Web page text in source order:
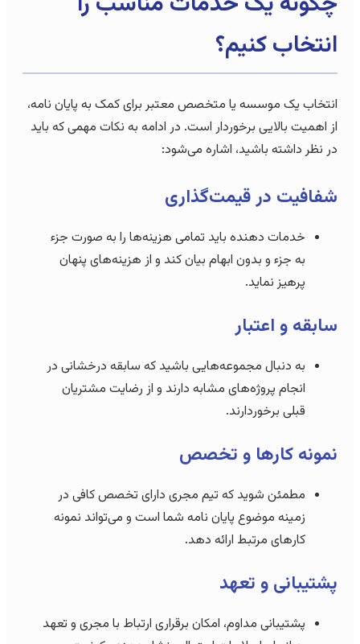
انتخاب کنیم؟
انتخاب یک موسسه یا متخصص معتبر برای کمک به پایان نامه،
از اهمیت بالایی برخوردار است. در ادامه به نکات مهمی که باید
در نظر داشته باشید، اشاره می‌شود:
شفافیت در قیمت‌گذاری
خدمات دهنده باید تمامی هزینه‌ها را به صورت جزء
به جزء و بدون ابهام بیان کند و از هزینه‌های پنهان
پرهیز نماید.
سابقه و اعتبار
به دنبال مجموعه‌هایی باشید که سابقه درخشانی در
انجام پروژه‌های مشابه دارند و از رضایت مشتریان
قبلی برخوردارند.
نمونه کارها و تخصص
مطمئن شوید که تیم مجری دارای تخصص کافی در
زمینه موضوع پایان نامه شما است و می‌تواند نمونه
کارهای مرتبط ارائه دهد.
پشتیبانی و تعهد
پشتیبانی مداوم، امکان برقراری ارتباط با مجری و تعهد